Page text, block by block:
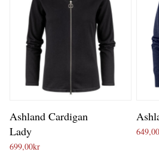
Ashland Cardigan
Lady
699,00kr
649,00